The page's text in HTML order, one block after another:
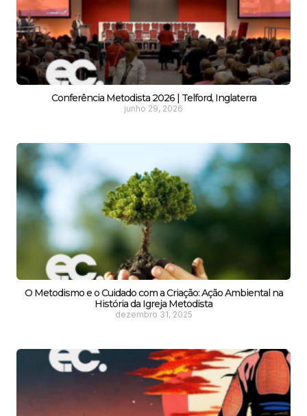
Conferência Metodista 2026 | Telford, Inglaterra
junho 29, 2026
O Metodismo e o Cuidado com a Criação: Ação Ambiental na
História da Igreja Metodista
dezembro 31, 2025